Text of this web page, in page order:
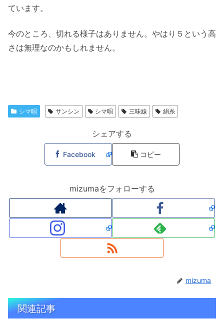
ています。
今のところ、切れる様子はありません。やはり５という高
さは無理なのかもしれません。
シマ唄 サンシン シマ唄 三味線 絹糸
シェアする
Facebook コピー
mizumaをフォローする
mizuma
関連記事